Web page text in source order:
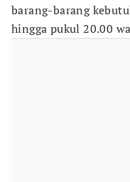
barang-barang
hingga pukul 20.00